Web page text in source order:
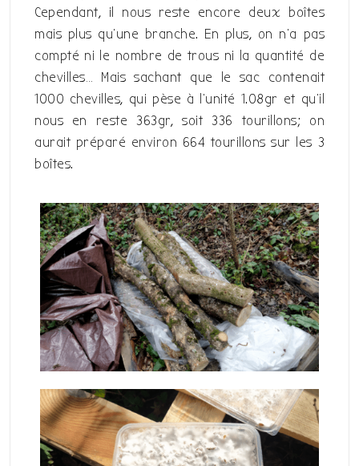
Cependant, il nous reste encore deux boîtes
mais plus qu’une branche. En plus, on n’a pas
compté ni le nombre de trous ni la quantité de
chevilles… Mais sachant que le sac contenait
1000 chevilles, qui pèse à l’unité 1.08gr et qu’il
nous en reste 363gr, soit 336 tourillons; on
aurait préparé environ 664 tourillons sur les 3
boîtes.